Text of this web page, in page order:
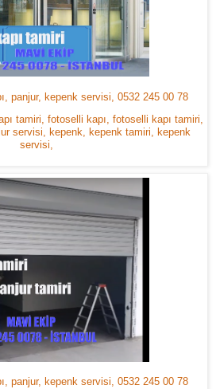
panjur, kepenk servisi, 0532 245 00 78
tamiri, fotoselli kapı, fotoselli kapı tamiri,
servisi, kepenk, kepenk tamiri, kepenk
servisi,
panjur, kepenk servisi, 0532 245 00 78